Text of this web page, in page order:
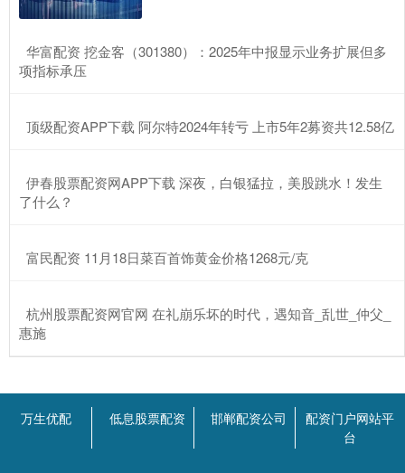
​华富配资 挖金客（301380）：2025年中报显示业务扩展但多
项指标承压
​顶级配资APP下载 阿尔特2024年转亏 上市5年2募资共12.58亿
​伊春股票配资网APP下载 深夜，白银猛拉，美股跳水！发生
了什么？
​富民配资 11月18日菜百首饰黄金价格1268元/克
​杭州股票配资网官网 在礼崩乐坏的时代，遇知音_乱世_仲父_
惠施
万生优配 低息股票配资 邯郸配资公司
配资门户网站平
台